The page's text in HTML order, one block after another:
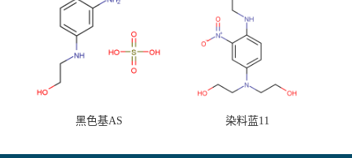
黑色基AS 染料蓝11